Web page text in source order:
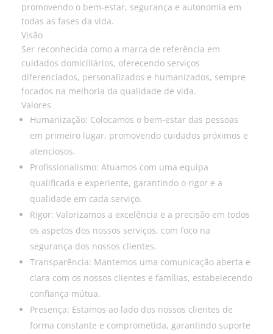
promovendo o bem-estar, segurança e autonomia em
todas as fases da vida.
Visão
Ser reconhecida como a marca de referência em
cuidados domiciliários, oferecendo serviços
diferenciados, personalizados e humanizados, sempre
focados na melhoria da qualidade de vida.
Valores
Humanização: Colocamos o bem-estar das pessoas
em primeiro lugar, promovendo cuidados próximos e
atenciosos.
Profissionalismo: Atuamos com uma equipa
qualificada e experiente, garantindo o rigor e a
qualidade em cada serviço.
Rigor: Valorizamos a excelência e a precisão em todos
os aspetos dos nossos serviços, com foco na
segurança dos nossos clientes.
Transparência: Mantemos uma comunicação aberta e
clara com os nossos clientes e famílias, estabelecendo
confiança mútua.
Presença: Estamos ao lado dos nossos clientes de
forma constante e comprometida, garantindo suporte